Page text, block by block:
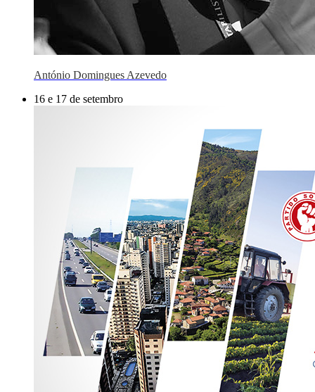
António Domingues Azevedo
16 e 17 de setembro